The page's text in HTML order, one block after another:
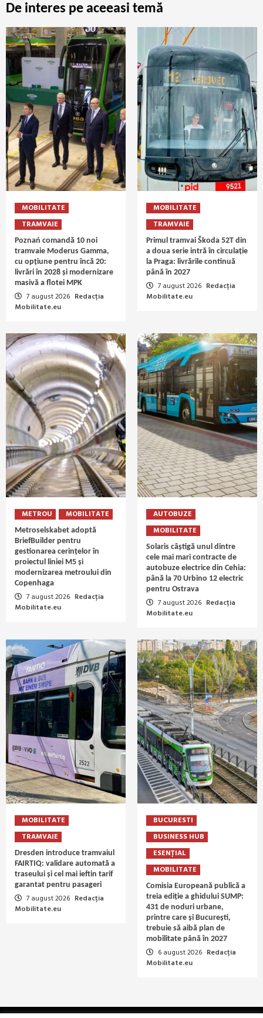
De interes pe aceeasi temă
MOBILITATE
TRAMVAIE
Poznań comandă 10 noi
tramvaie Moderus Gamma,
cu opțiune pentru încă 20:
livrări în 2028 și modernizare
masivă a flotei MPK
7 august 2026 Redacția
Mobilitate.eu
MOBILITATE
TRAMVAIE
Primul tramvai Škoda 52T din
a doua serie intră în circulație
la Praga: livrările continuă
până în 2027
7 august 2026 Redacția
Mobilitate.eu
METROU MOBILITATE
Metroselskabet adoptă
BriefBuilder pentru
gestionarea cerințelor în
proiectul liniei M5 și
modernizarea metroului din
Copenhaga
7 august 2026 Redacția
Mobilitate.eu
AUTOBUZE
MOBILITATE
Solaris câștigă unul dintre
cele mai mari contracte de
autobuze electrice din Cehia:
până la 70 Urbino 12 electric
pentru Ostrava
7 august 2026 Redacția
Mobilitate.eu
MOBILITATE
TRAMVAIE
Dresden introduce tramvaiul
FAIRTIQ: validare automată a
traseului și cel mai ieftin tarif
garantat pentru pasageri
7 august 2026 Redacția
Mobilitate.eu
BUCURESTI
BUSINESS HUB
ESENȚIAL
MOBILITATE
Comisia Europeană publică a
treia ediție a ghidului SUMP:
431 de noduri urbane,
printre care și București,
trebuie să aibă plan de
mobilitate până în 2027
6 august 2026 Redacția
Mobilitate.eu